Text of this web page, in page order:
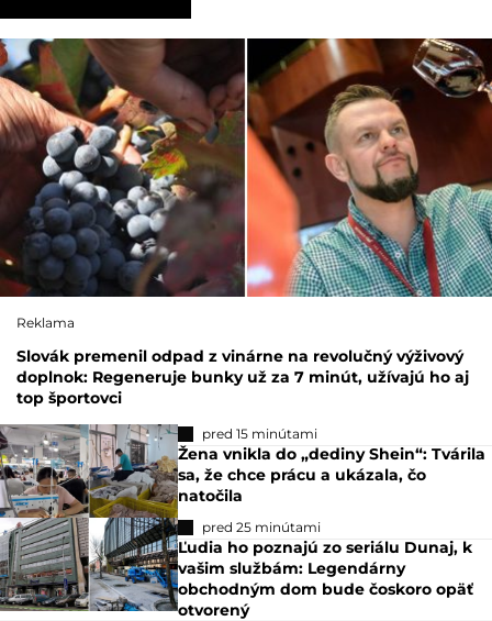
Reklama
Slovák premenil odpad z vinárne na revolučný výživový
doplnok: Regeneruje bunky už za 7 minút, užívajú ho aj
top športovci
pred 15 minútami
Žena vnikla do „dediny Shein“: Tvárila
sa, že chce prácu a ukázala, čo
natočila
pred 25 minútami
Ľudia ho poznajú zo seriálu Dunaj, k
vašim službám: Legendárny
obchodným dom bude čoskoro opäť
otvorený